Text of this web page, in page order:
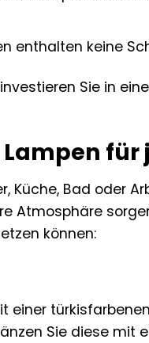
enthalten keine
investieren Sie in
für
Küche, Bad oder
Atmosphäre
können:
einer
Sie diese mit